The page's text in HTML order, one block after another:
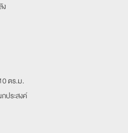
ง
ตร.ม.
ประสงค์